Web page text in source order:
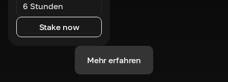
6 Stunden
Stake now
Mehr erfahren